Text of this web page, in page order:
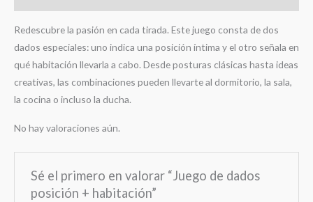
Redescubre la pasión en cada tirada. Este juego consta de dos
dados especiales: uno indica una posición íntima y el otro señala en
qué habitación llevarla a cabo. Desde posturas clásicas hasta ideas
creativas, las combinaciones pueden llevarte al dormitorio, la sala,
la cocina o incluso la ducha.
No hay valoraciones aún.
Sé el primero en valorar “Juego de dados
posición + habitación”